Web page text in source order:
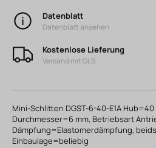
Datenblatt
Datenblatt ansehen
Kostenlose Lieferung
Versand mit GLS
Mini-Schlitten DGST-6-40-E1A
Durchmesser=6 mm, Betriebsart
Dämpfung=Elastomerdämpfung,
Einbaulage=beliebig